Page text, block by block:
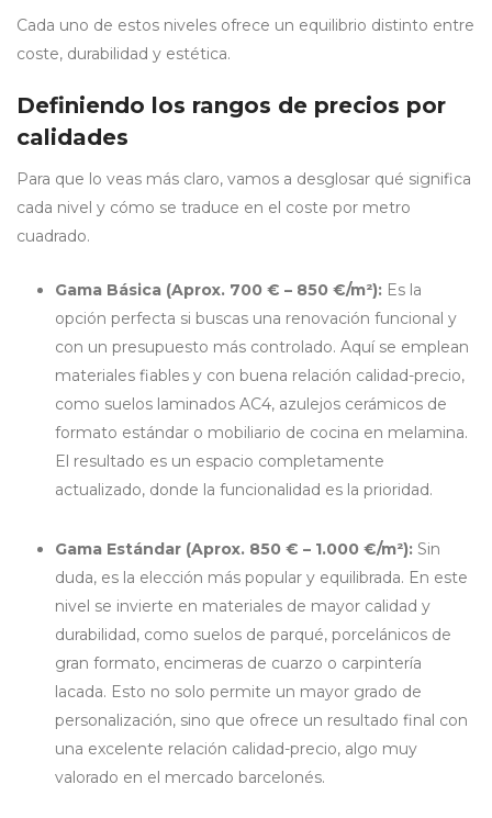
Cada uno de estos niveles ofrece un equilibrio distinto entre
coste, durabilidad y estética.
Definiendo los rangos de precios por
calidades
Para que lo veas más claro, vamos a desglosar qué significa
cada nivel y cómo se traduce en el coste por metro
cuadrado.
Gama Básica (Aprox. 700 € – 850 €/m²): Es la
opción perfecta si buscas una renovación funcional y
con un presupuesto más controlado. Aquí se emplean
materiales fiables y con buena relación calidad-precio,
como suelos laminados AC4, azulejos cerámicos de
formato estándar o mobiliario de cocina en melamina.
El resultado es un espacio completamente
actualizado, donde la funcionalidad es la prioridad.
Gama Estándar (Aprox. 850 € – 1.000 €/m²): Sin
duda, es la elección más popular y equilibrada. En este
nivel se invierte en materiales de mayor calidad y
durabilidad, como suelos de parqué, porcelánicos de
gran formato, encimeras de cuarzo o carpintería
lacada. Esto no solo permite un mayor grado de
personalización, sino que ofrece un resultado final con
una excelente relación calidad-precio, algo muy
valorado en el mercado barcelonés.